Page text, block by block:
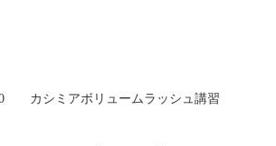
カシミアボリュームラッシュ講習